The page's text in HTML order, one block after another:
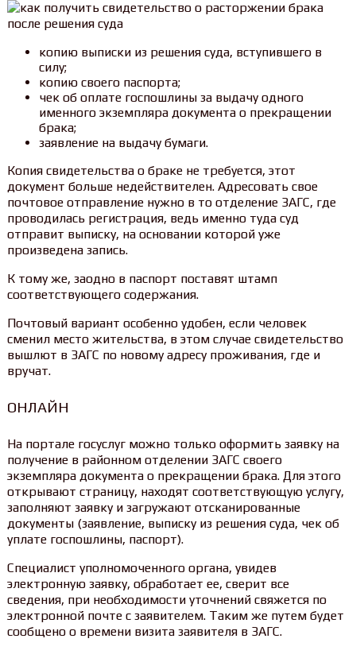
копию выписки из решения суда, вступившего в
силу;
копию своего паспорта;
чек об оплате госпошлины за выдачу одного
именного экземпляра документа о прекращении
брака;
заявление на выдачу бумаги.
Копия свидетельства о браке не требуется, этот
документ больше недействителен. Адресовать свое
почтовое отправление нужно в то отделение ЗАГС, где
проводилась регистрация, ведь именно туда суд
отправит выписку, на основании которой уже
произведена запись.
К тому же, заодно в паспорт поставят штамп
соответствующего содержания.
Почтовый вариант особенно удобен, если человек
сменил место жительства, в этом случае свидетельство
вышлют в ЗАГС по новому адресу проживания, где и
вручат.
ОНЛАЙН
На портале госуслуг можно только оформить заявку на
получение в районном отделении ЗАГС своего
экземпляра документа о прекращении брака. Для этого
открывают страницу, находят соответствующую услугу,
заполняют заявку и загружают отсканированные
документы (заявление, выписку из решения суда, чек об
уплате госпошлины, паспорт).
Специалист уполномоченного органа, увидев
электронную заявку, обработает ее, сверит все
сведения, при необходимости уточнений свяжется по
электронной почте с заявителем. Таким же путем будет
сообщено о времени визита заявителя в ЗАГС.